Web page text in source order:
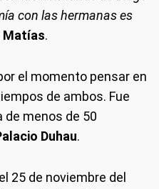
con las hermanas es
Matías.
el momento pensar en
de ambos. Fue
menos de 50
Duhau.
25 de noviembre del